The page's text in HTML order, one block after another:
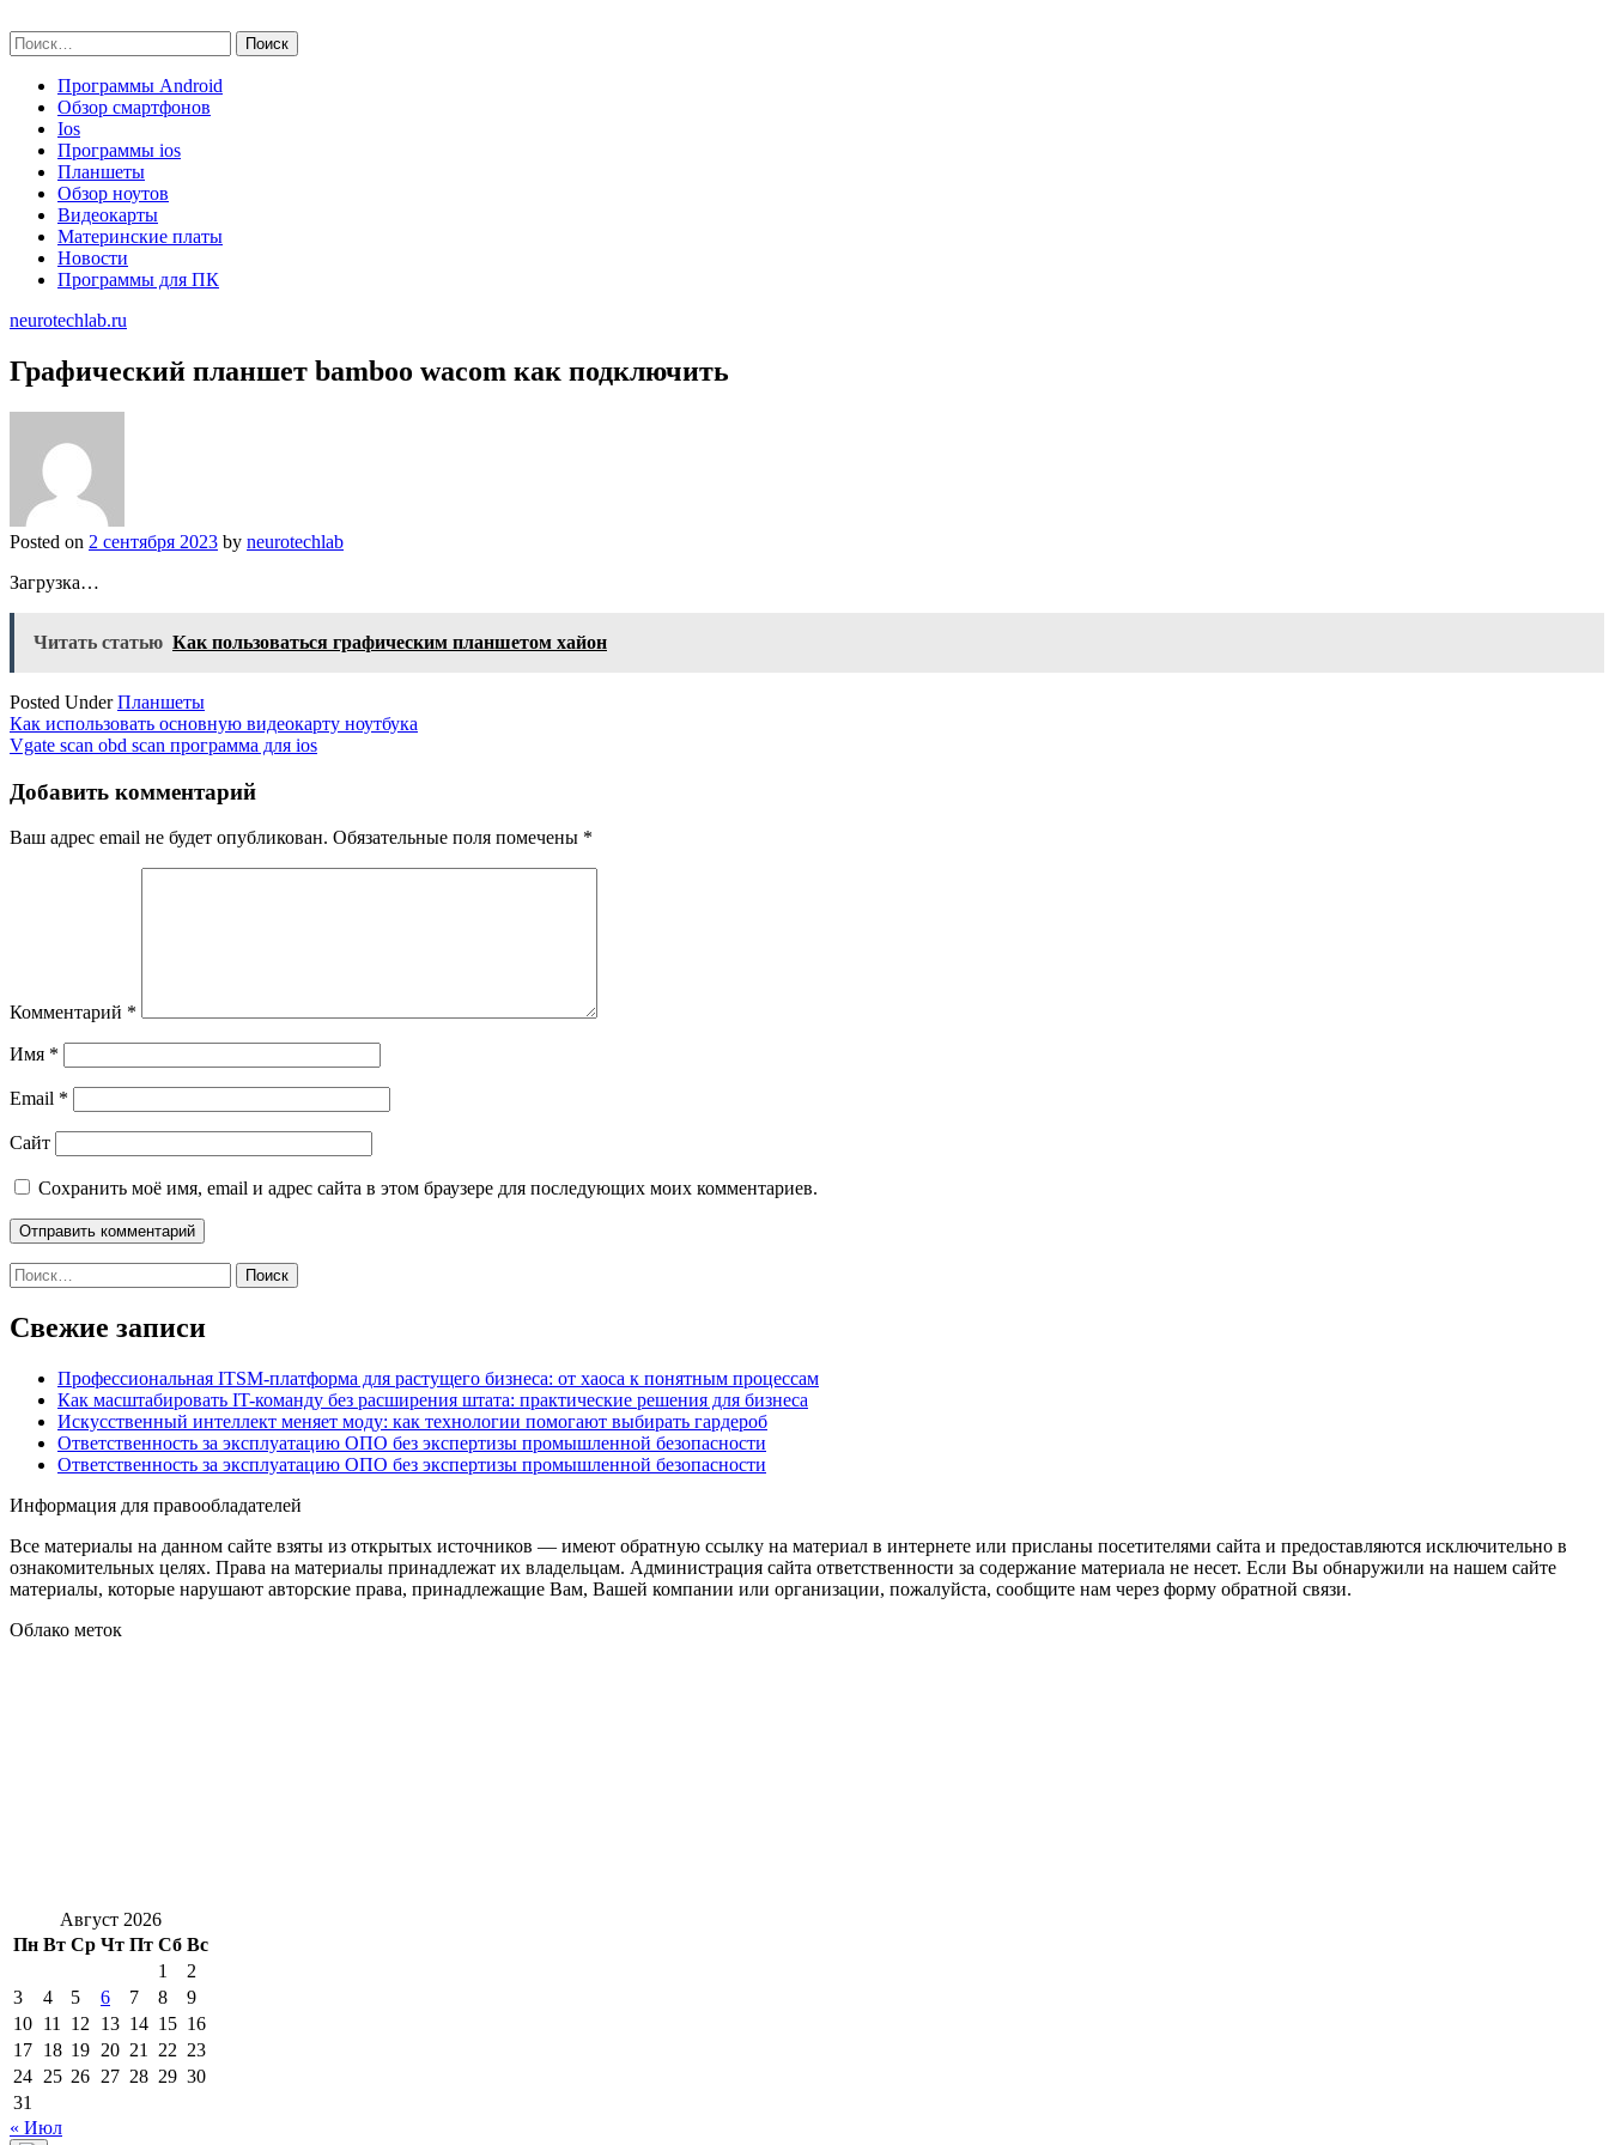
to
content
Найти:
Программы Android
Обзор смартфонов
Ios
Программы ios
Планшеты
Обзор ноутов
Видеокарты
Материнские платы
Новости
Программы для ПК
neurotechlab.ru
Графический планшет bamboo wacom как подключить
Posted on 2 сентября 2023 by neurotechlab
Загрузка…
Читать статью Как пользоваться графическим планшетом хайон
Posted UnderПланшеты
Навигация
по
записям
Как использовать основную видеокарту ноутбука
Vgate scan obd scan программа для ios
Добавить комментарий
Ваш адрес email не будет опубликован. Обязательные поля помечены *
Комментарий *
Имя *
Email *
Сайт
Сохранить моё имя, email и адрес сайта в этом браузере для последующих моих комментариев.
Найти:
Свежие записи
Профессиональная ITSM-платформа для растущего бизнеса: от хаоса к понятным процессам
Как масштабировать IT-команду без расширения штата: практические решения для бизнеса
Искусственный интеллект меняет моду: как технологии помогают выбирать гардероб
Ответственность за эксплуатацию ОПО без экспертизы промышленной безопасности
Ответственность за эксплуатацию ОПО без экспертизы промышленной безопасности
Информация для правообладателей
Все материалы на данном сайте взяты из открытых источников — имеют обратную ссылку на материал в интернете или присланы посетителями сайта и предоставляются исключительно в
ознакомительных целях. Права на материалы принадлежат их владельцам. Администрация сайта ответственности за содержание материала не несет. Если Вы обнаружили на нашем сайте
материалы, которые нарушают авторские права, принадлежащие Вам, Вашей компании или организации, пожалуйста, сообщите нам через форму обратной связи.
Облако меток
Август 2026
Пн Вт Ср Чт Пт Сб Вс
1
2
3
4 5 6 7 8
9
10 11 12 13 14 15 16
17 18 19 20 21 22 23
24 25 26 27 28 29 30
31
« Июл